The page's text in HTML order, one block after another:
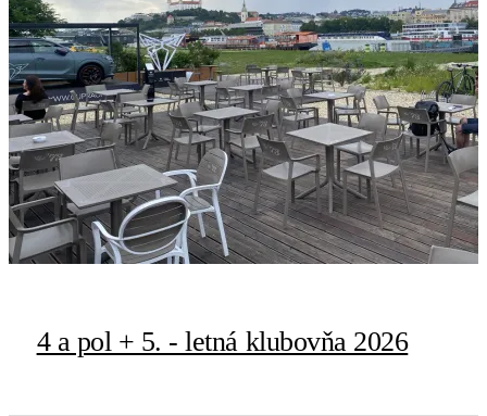
4 a pol + 5. - letná klubovňa 2026